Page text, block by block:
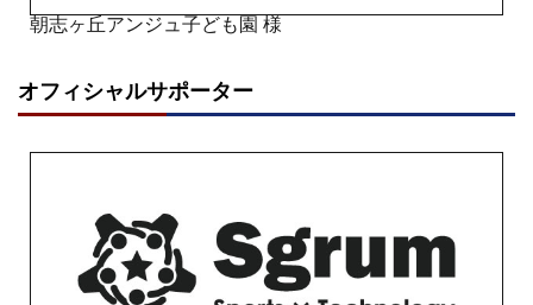
朝志ヶ丘アンジュ子ども園 様
オフィシャルサポーター